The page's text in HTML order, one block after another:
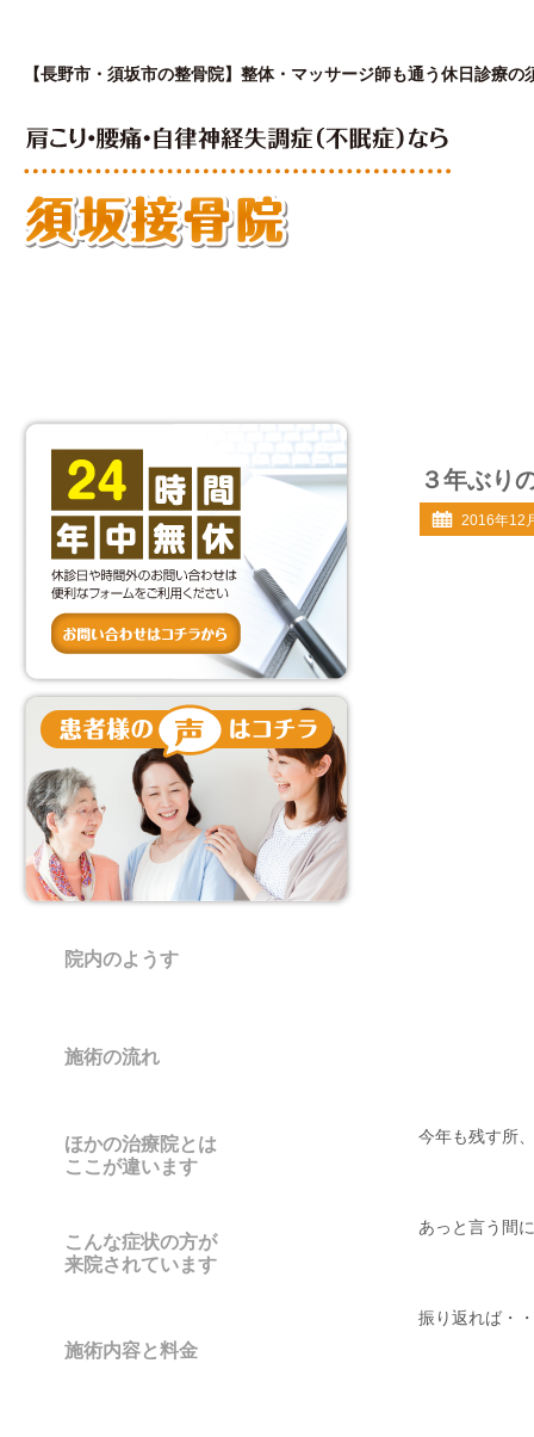
【長野市・須坂市の整骨院】整体・マッサージ師も通う休日診療の
３年ぶり
2016年12
今年も残す所
あっと言う間
振り返れば・
院内のようす
施術の流れ
ほかの治療院とは
ここが違います
こんな症状の方が
来院されています
施術内容と料金